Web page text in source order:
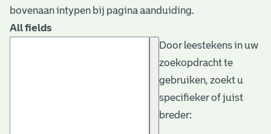
bovenaan intypen bij pagina aanduiding.
All fields
Door leestekens in uw
zoekopdracht te
gebruiken, zoekt u
specifieker of juist
breder: